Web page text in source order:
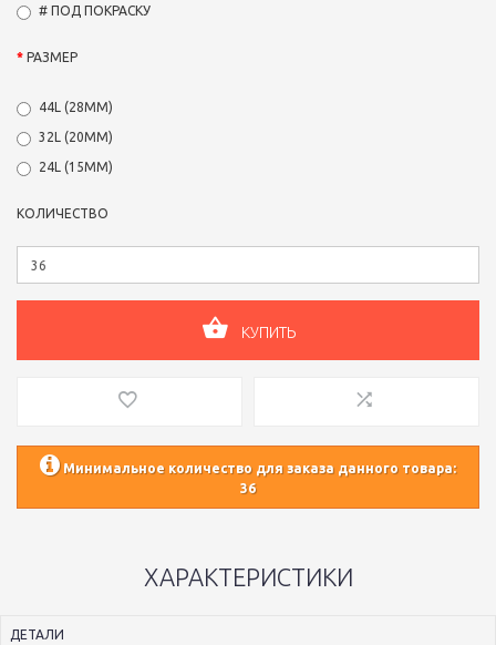
# ПОД ПОКРАСКУ
РАЗМЕР
44L (28ММ)
32L (20ММ)
24L (15ММ)
КОЛИЧЕСТВО
КУПИТЬ
Минимальное количество для заказа данного товара:
36
ХАРАКТЕРИСТИКИ
ДЕТАЛИ